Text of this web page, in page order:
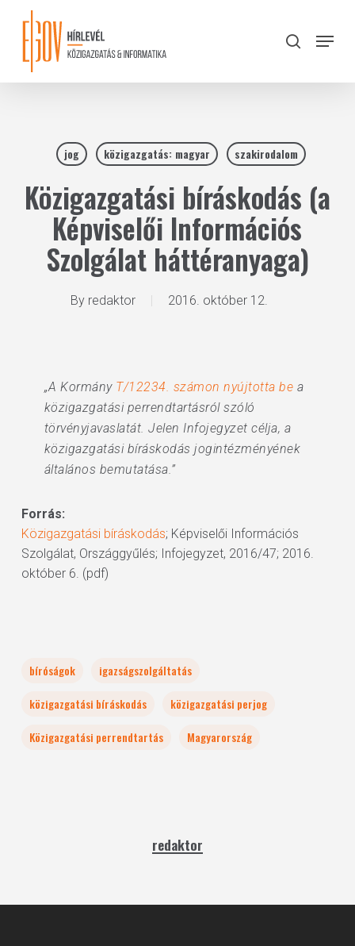
content
search
Menu
jog közigazgatás: magyar szakirodalom
Közigazgatási bíráskodás (a
Képviselői Információs
Szolgálat háttéranyaga)
By redaktor 2016. október 12.
„A Kormány T/12234. számon nyújtotta be a
közigazgatási perrendtartásról szóló
törvényjavaslatát. Jelen Infojegyzet célja, a
közigazgatási bíráskodás jogintézményének
általános bemutatása.”
Forrás:
Közigazgatási bíráskodás; Képviselői Információs
Szolgálat, Országgyűlés; Infojegyzet, 2016/47; 2016.
október 6. (pdf)
bíróságok
igazságszolgáltatás
közigazgatási bíráskodás
közigazgatási perjog
Közigazgatási perrendtartás
Magyarország
redaktor
Close